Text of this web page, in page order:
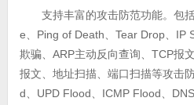
支持丰富的攻击防范功能。包
e、Ping of Death、Tear Drop、IP
欺骗、ARP主动反向查询、TCP报
报文、地址扫描、端口扫描等攻击
d、UPD Flood、ICMP Flood、